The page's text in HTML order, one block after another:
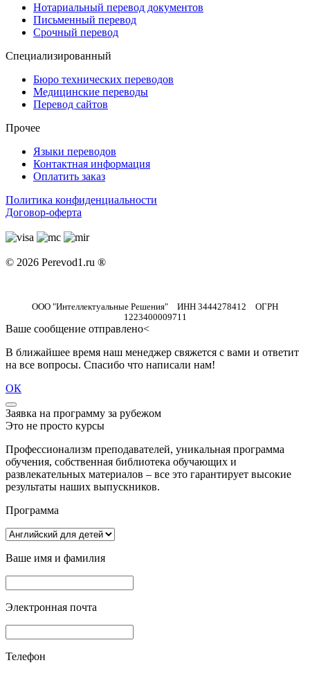
Нотариальный перевод документов
Письменный перевод
Срочный перевод
Специализированный
Бюро технических переводов
Медицинские переводы
Перевод сайтов
Прочее
Языки переводов
Контактная информация
Оплатить заказ
Политика конфиденциальности
Договор-оферта
© 2026 Perevod1.ru ®
ООО "Интеллектуальные Решения" ИНН 3444278412 ОГРН
1223400009711
Ваше сообщение отправлено<
В ближайшее время наш менеджер свяжется с вами и ответит
на все вопросы. Спасибо что написали нам!
ОК
Заявка на программу за рубежом
Это не просто курсы
Профессионализм преподавателей, уникальная программа
обучения, собственная библиотека обучающих и
развлекательных материалов – все это гарантирует высокие
результаты наших выпускников.
Программа
Ваше имя и фамилия
Электронная почта
Телефон